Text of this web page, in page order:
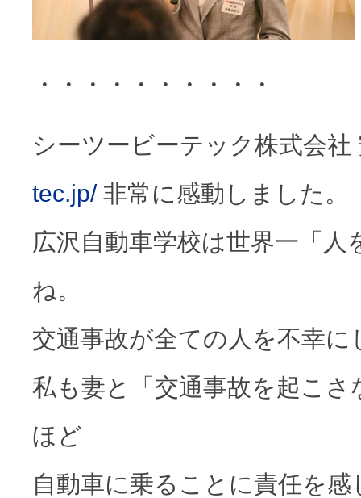
・・・・・・・・・・
シーツービーテック株式会
tec.jp/非常に感動しました。
広沢自動車学校は世界一「
ね。
交通事故が全ての人を不幸に
私も妻と「交通事故を起こ
ほど
自動車に乗ることに責任を